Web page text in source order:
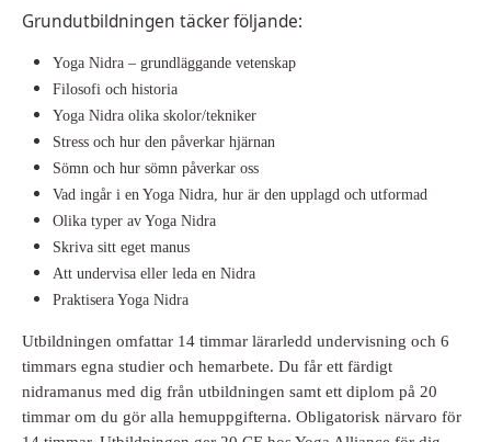
Grundutbildningen täcker följande:
Yoga Nidra – grundläggande vetenskap
Filosofi och historia
Yoga Nidra olika skolor/tekniker
Stress och hur den påverkar hjärnan
Sömn och hur sömn påverkar oss
Vad ingår i en Yoga Nidra, hur är den upplagd och utformad
Olika typer av Yoga Nidra
Skriva sitt eget manus
Att undervisa eller leda en Nidra
Praktisera Yoga Nidra
Utbildningen omfattar 14 timmar lärarledd undervisning och 6
timmars egna studier och hemarbete. Du får ett färdigt
nidramanus med dig från utbildningen samt ett diplom på 20
timmar om du gör alla hemuppgifterna. Obligatorisk närvaro för